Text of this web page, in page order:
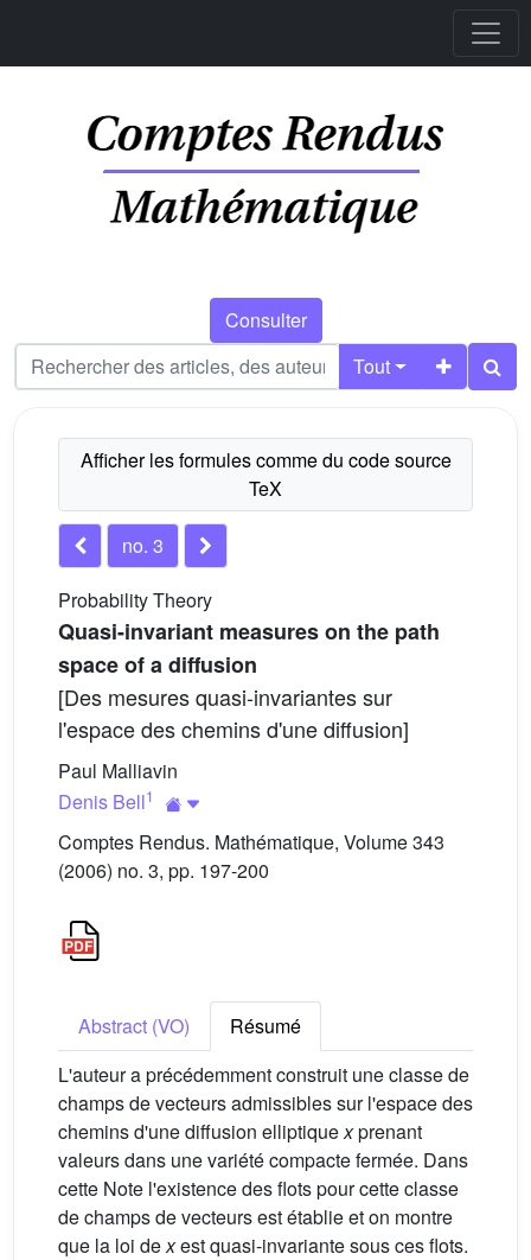
Consulter
Tout
no. 3
Probability Theory
Quasi-invariant measures on the path
space of a diffusion
[Des mesures quasi-invariantes sur
l'espace des chemins d'une diffusion]
Paul Malliavin
Denis Bell1
Comptes Rendus. Mathématique, Volume 343
(2006) no. 3, pp. 197-200
Abstract (VO)
Résumé
L'auteur a précédemment construit une classe de
champs de vecteurs admissibles sur l'espace des
chemins d'une diffusion elliptiquexprenant
valeurs dans une variété compacte fermée. Dans
cette Note l'existence des flots pour cette classe
de champs de vecteurs est établie et on montre
que la loi dexest quasi-invariante sous ces flots.